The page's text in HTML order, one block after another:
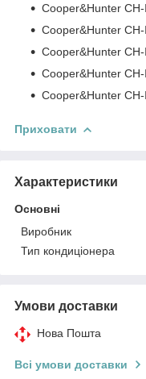
Сooper&Hunter
Cooper&Hunter
Cooper&Hunter
Cooper&Hunter
Cooper&Hunter
Приховати
Характеристики
Основні
Виробник
Тип кондиціонера
Умови доставки
Нова Пошта
Всі умови доставки